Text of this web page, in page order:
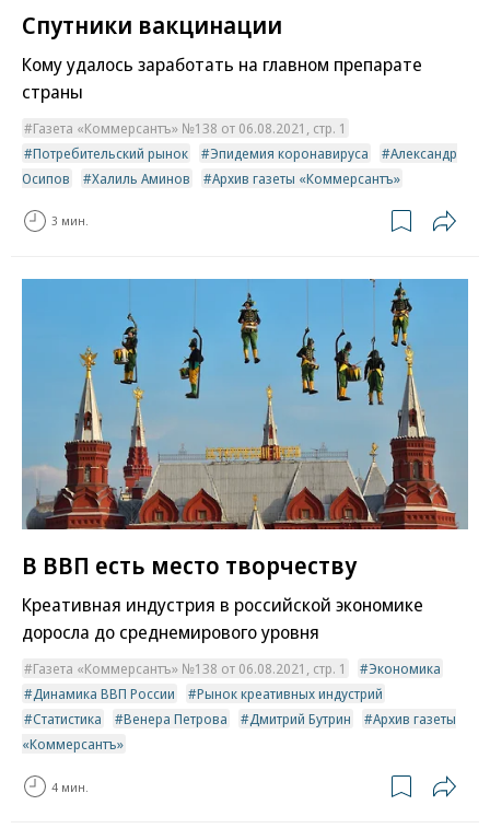
Спутники вакцинации
Кому удалось заработать на главном препарате
страны
Газета «Коммерсантъ» №138 от 06.08.2021, стр. 1
Потребительский рынок
Эпидемия коронавируса
Александр
Осипов
Халиль Аминов Архив газеты «Коммерсантъ»
3 мин.
В ВВП есть место творчеству
Креативная индустрия в российской экономике
доросла до среднемирового уровня
Газета «Коммерсантъ» №138 от 06.08.2021, стр. 1
Экономика
Динамика ВВП России
Рынок креативных индустрий
Статистика
Венера Петрова Дмитрий Бутрин
Архив газеты
«Коммерсантъ»
4 мин.